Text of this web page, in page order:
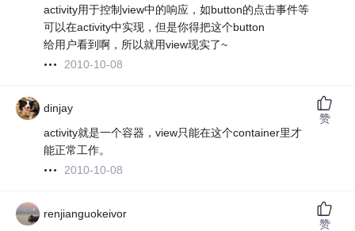
activity用于控制view中的响应，如button的点击事件等
可以在activity中实现，但是你得把这个button
给用户看到啊，所以就用view现实了~
2010-10-08
dinjay
activity就是一个容器，view只能在这个container里才
能正常工作。
2010-10-08
赞
renjianguokeivor
赞